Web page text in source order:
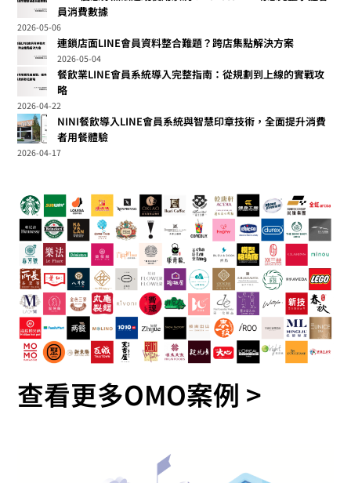
員消費數據
2026-05-06
連鎖店面LINE會員資料整合難題？跨店集點解決方案
2026-05-04
餐飲業LINE會員系統導入完整指南：從規劃到上線的實戰攻
略
2026-04-22
NINI餐飲導入LINE會員系統與智慧印章技術，全面提升消費
者用餐體驗
2026-04-17
查看更多OMO案例 >